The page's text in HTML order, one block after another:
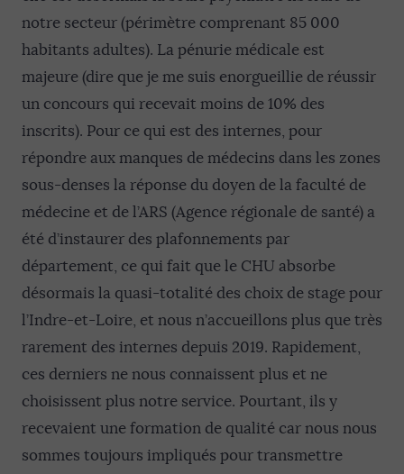
notre secteur (périmètre comprenant 85 000
habitants adultes). La pénurie médicale est
majeure (dire que je me suis enorgueillie de réussir
un concours qui recevait moins de 10% des
inscrits). Pour ce qui est des internes, pour
répondre aux manques de médecins dans les zones
sous-denses la réponse du doyen de la faculté de
médecine et de l’ARS (Agence régionale de santé) a
été d’instaurer des plafonnements par
département, ce qui fait que le CHU absorbe
désormais la quasi-totalité des choix de stage pour
l’Indre-et-Loire, et nous n’accueillons plus que très
rarement des internes depuis 2019. Rapidement,
ces derniers ne nous connaissent plus et ne
choisissent plus notre service. Pourtant, ils y
recevaient une formation de qualité car nous nous
sommes toujours impliqués pour transmettre